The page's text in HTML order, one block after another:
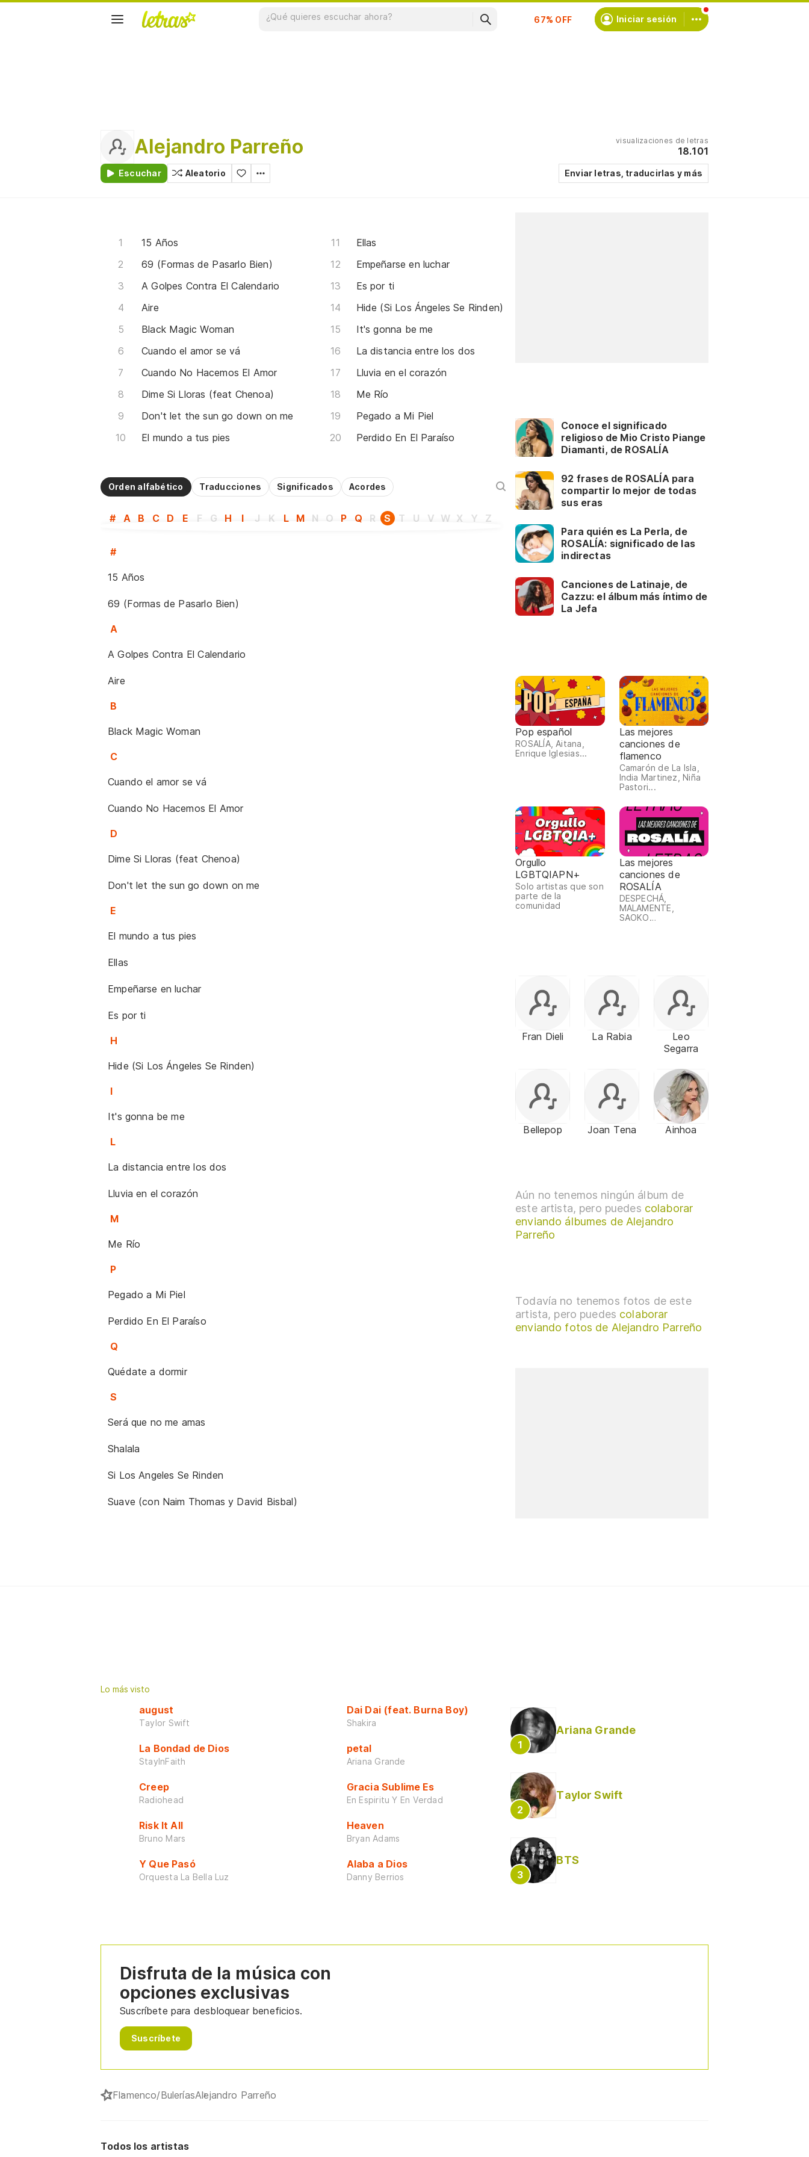
Suscríbete Iniciar sesión
Alejandro Parreño
Escuchar Aleatorio
visualizaciones de letras
18.101
Enviar letras, traducirlas y más
15 Años
69 (Formas de Pasarlo Bien)
A Golpes Contra El Calendario
Aire
Black Magic Woman
Cuando el amor se vá
Cuando No Hacemos El Amor
Dime Si Lloras (feat Chenoa)
Don't let the sun go down on me
El mundo a tus pies
Ellas
Empeñarse en luchar
Es por ti
Hide (Si Los Ángeles Se Rinden)
It's gonna be me
La distancia entre los dos
Lluvia en el corazón
Me Río
Pegado a Mi Piel
Perdido En El Paraíso
Orden alfabético Traducciones Significados Acordes
# A B C D E F G H I J K L M N O P Q R S T U V W X Y Z
#
15 Años
69 (Formas de Pasarlo Bien)
A
A Golpes Contra El Calendario
Aire
B
Black Magic Woman
C
Cuando el amor se vá
Cuando No Hacemos El Amor
D
Dime Si Lloras (feat Chenoa)
Don't let the sun go down on me
E
El mundo a tus pies
Ellas
Empeñarse en luchar
Es por ti
H
Hide (Si Los Ángeles Se Rinden)
I
It's gonna be me
L
La distancia entre los dos
Lluvia en el corazón
M
Me Río
P
Pegado a Mi Piel
Perdido En El Paraíso
Q
Quédate a dormir
S
Será que no me amas
Shalala
Si Los Angeles Se Rinden
Suave (con Naim Thomas y David Bisbal)
Conoce el significado
religioso de Mio Cristo Piange
Diamanti, de ROSALÍA
92 frases de ROSALÍA para
compartir lo mejor de todas
sus eras
Para quién es La Perla, de
ROSALÍA: significado de las
indirectas
Canciones de Latinaje, de
Cazzu: el álbum más íntimo de
La Jefa
Pop español
ROSALÍA, Aitana,
Enrique Iglesias...
Las mejores
canciones de
flamenco
Camarón de La Isla,
India Martinez, Niña
Pastori...
Orgullo
LGBTQIAPN+
Solo artistas que son
parte de la
comunidad
Las mejores
canciones de
ROSALÍA
DESPECHÁ,
MALAMENTE,
SAOKO…
Fran Dieli La Rabia
Leo
Segarra
Bellepop Joan Tena Ainhoa
Aún no tenemos ningún álbum de
este artista, pero puedes colaborar
enviando álbumes de Alejandro
Parreño
Todavía no tenemos fotos de este
artista, pero puedes colaborar
enviando fotos de Alejandro Parreño
Lo más visto
august
Taylor Swift
La Bondad de Dios
StayInFaith
Creep
Radiohead
Risk It All
Bruno Mars
Y Que Pasó
Orquesta La Bella Luz
Dai Dai (feat. Burna Boy)
Shakira
petal
Ariana Grande
Gracia Sublime Es
En Espiritu Y En Verdad
Heaven
Bryan Adams
Alaba a Dios
Danny Berrios
Ariana Grande
Taylor Swift
BTS
Disfruta de la música con
opciones exclusivas
Suscríbete para desbloquear beneficios.
Suscríbete
Flamenco/BuleríasAlejandro Parreño
Todos los artistas